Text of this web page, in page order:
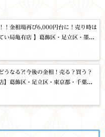
！金相場再び6,000円台に！売り時は
い局亀有店 】葛飾区・足立区・墨田
北千住・東京都・千葉・埼玉・時
うなる⁈今後の金相！売る？買う？
】葛飾区・足立区・東京都・千葉・
落